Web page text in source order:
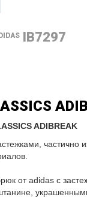
IB7297
ADIBREAK
частично
от adidas с